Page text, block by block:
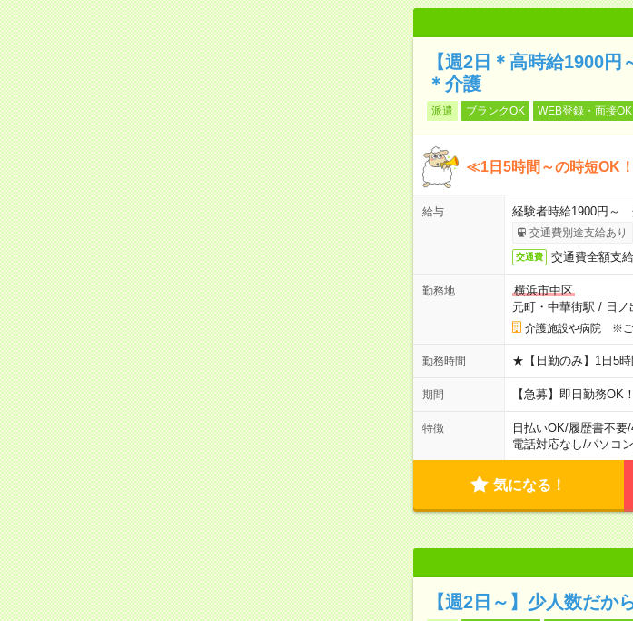
【週2日＊高時給1900
＊介護
派遣 ブランクOK WEB登録・面接OK
≪1日5時間～の時短OK
給与 経験者時給1900円～
交通費別途支給あり
交通費 交通費全額支給
勤務地
横浜市中区
元町・中華街駅 / 日ノ
介護施設や病院 ※ご
勤務時間 ★【日勤のみ】1日5
期間 【急募】即日勤務
特徴 日払いOK/履歴書不要/
電話対応なし/パソコ
気になる！
【週2日～】少人数だか